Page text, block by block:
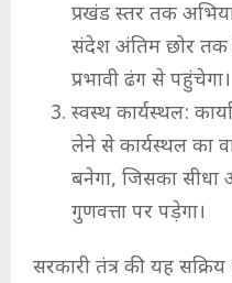
प्रखंड स्तर तक
संदेश अंतिम छोर तक
प्रभावी ढंग से पहुंचेगा।
स्वस्थ कार्यस्थल:
लेने से कार्यस्थल का
बनेगा, जिसका
गुणवत्ता पर पड़ेगा।
सरकारी तंत्र की यह